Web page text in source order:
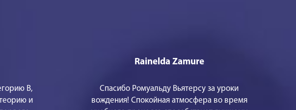
В,
и
Rainelda Zamure
Спасибо Ромуальду Вьятерсу за уроки
вождения! Спокойная атмосфера во время